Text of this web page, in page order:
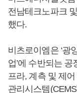
전남테크노파크
했다.
비츠로이엠은 ‘광
업’에 수반되는
프라, 계측 및 제
관리시스템